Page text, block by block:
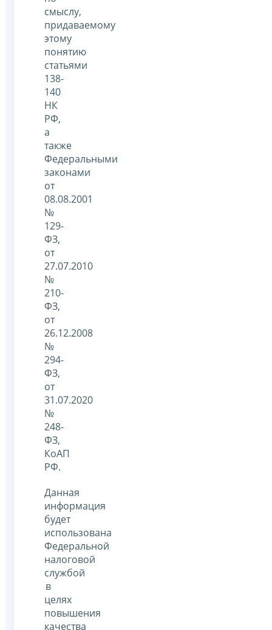
смыслу,
придаваемому
этому
понятию
статьями
138-
140
НК
РФ,
а
также
Федеральными
законами
от
08.08.2001
№
129-
ФЗ,
от
27.07.2010
№
210-
ФЗ,
от
26.12.2008
№
294-
ФЗ,
от
31.07.2020
№
248-
ФЗ,
КоАП
РФ.
Данная
информация
будет
использована
Федеральной
налоговой
службой
в
целях
повышения
качества